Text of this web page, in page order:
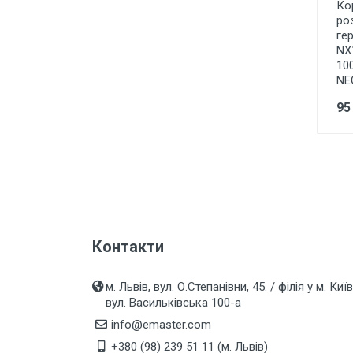
Е27 цоколь
Декоративне освітлення
Садово-паркове освітлення
Контакти
м. Львів, вул. О.Степанівни, 45. / філія у м.
вул. Васильківська 100-а
info@emaster.com
+380 (98) 239 51 11 (м. Львів)